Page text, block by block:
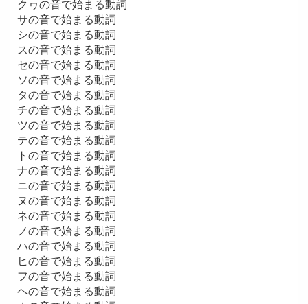
クヮの音で始まる動詞
サの音で始まる動詞
シの音で始まる動詞
スの音で始まる動詞
セの音で始まる動詞
ソの音で始まる動詞
タの音で始まる動詞
チの音で始まる動詞
ツの音で始まる動詞
テの音で始まる動詞
トの音で始まる動詞
ナの音で始まる動詞
ニの音で始まる動詞
ヌの音で始まる動詞
ネの音で始まる動詞
ノの音で始まる動詞
ハの音で始まる動詞
ヒの音で始まる動詞
フの音で始まる動詞
ヘの音で始まる動詞